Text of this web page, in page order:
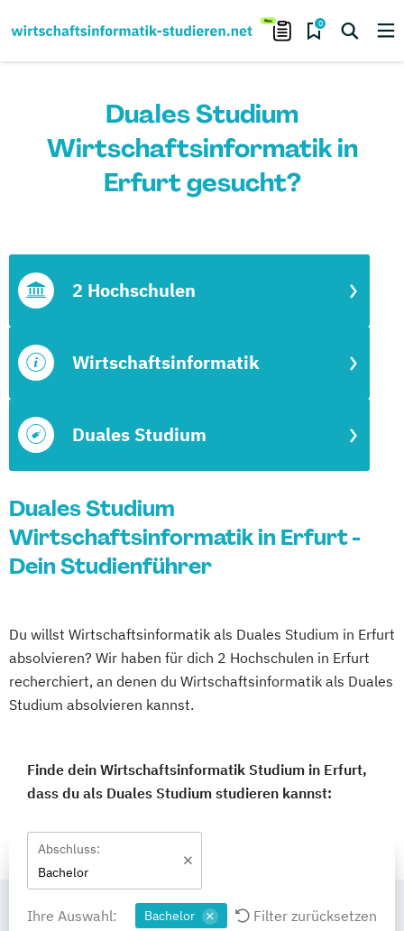
0
Duales Studium
Wirtschaftsinformatik in
Erfurt gesucht?
Duales Studium
Wirtschaftsinformatik
2 Hochschulen
Duales Studium
Wirtschaftsinformatik in Erfurt -
Dein Studienführer
Du willst Wirtschaftsinformatik als Duales Studium in Erfurt
absolvieren? Wir haben für dich 2 Hochschulen in Erfurt
recherchiert, an denen du Wirtschaftsinformatik als Duales
Studium absolvieren kannst.
Finde dein Wirtschaftsinformatik Studium in Erfurt,
dass du als Duales Studium studieren kannst:
Abschluss:
Bachelor
Ihre Auswahl: Bachelor Filter zurücksetzen